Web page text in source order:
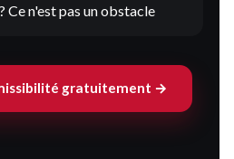
Ce n'est pas un obstacle
gratuitement →